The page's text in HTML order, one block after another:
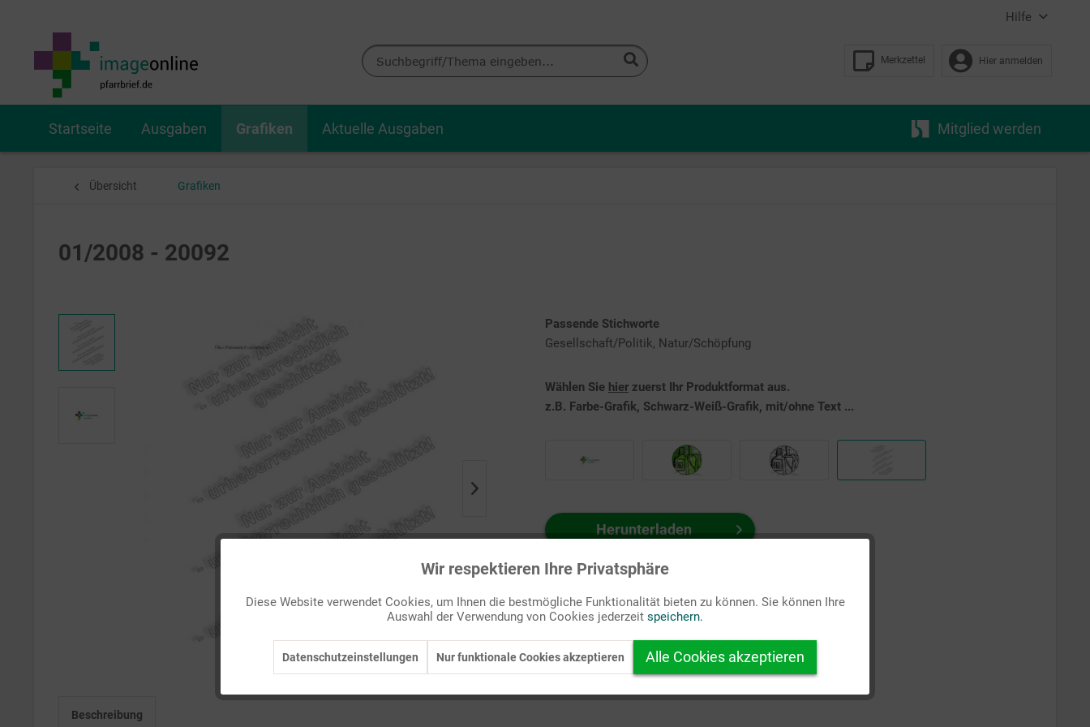
Hilfe
Merkzettel Hier anmelden
Startseite Ausgaben Grafiken Aktuelle Ausgaben Mitglied werden
Übersicht Grafiken
01/2008 - 20092
Passende Stichworte
Gesellschaft/Politik, Natur/Schöpfung
Wählen Sie hier zuerst Ihr Produktformat aus.
z.B. Farbe-Grafik, Schwarz-Weiß-Grafik, mit/ohne Text ...
Herunterladen
Auf Ihren Merkzettel setzen
Beschreibung
Inaktiv
Wir respektieren Ihre Privatsphäre
Diese Website verwendet Cookies, um Ihnen die bestmögliche Funktionalität bieten zu können. Sie können Ihre
Auswahl der Verwendung von Cookies jederzeit speichern.
Datenschutzeinstellungen Nur funktionale Cookies akzeptieren Alle Cookies akzeptieren